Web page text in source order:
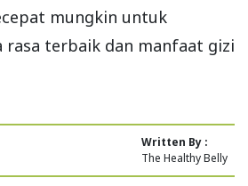
mungkin untuk
rasa terbaik dan manfaat gizi
Written By :
The Healthy Belly